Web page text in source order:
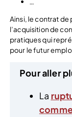
Ainsi, le contrat
l’acquisition de
pratiques qui
pour le futur
Pour aller
La